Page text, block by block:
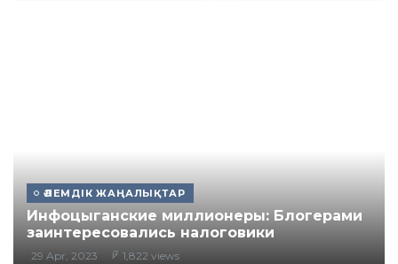
ӘЛЕМДІК ЖАҢАЛЫҚТАР
Инфоцыганские миллионеры: Блогерами
заинтересовались налоговики
29 Apr, 2023 1,822 views